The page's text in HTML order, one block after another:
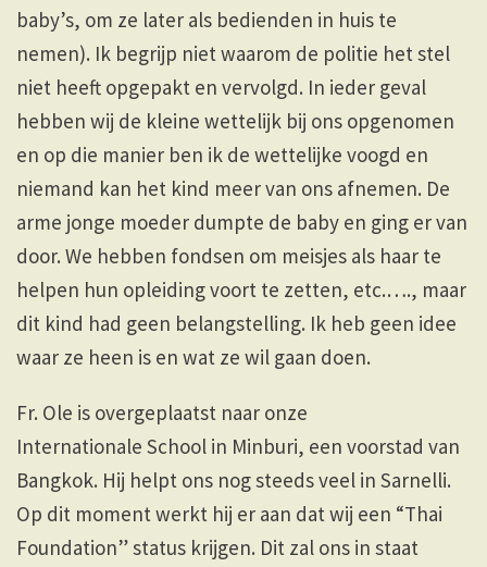
baby’s, om ze later als bedienden in huis te
nemen). Ik begrijp niet waarom de politie het stel
niet heeft opgepakt en vervolgd. In ieder geval
hebben wij de kleine wettelijk bij ons opgenomen
en op die manier ben ik de wettelijke voogd en
niemand kan het kind meer van ons afnemen. De
arme jonge moeder dumpte de baby en ging er van
door. We hebben fondsen om meisjes als haar te
helpen hun opleiding voort te zetten, etc.…., maar
dit kind had geen belangstelling. Ik heb geen idee
waar ze heen is en wat ze wil gaan doen.
Fr. Ole is overgeplaatst naar onze
Internationale School in Minburi, een voorstad van
Bangkok. Hij helpt ons nog steeds veel in Sarnelli.
Op dit moment werkt hij er aan dat wij een “Thai
Foundation” status krijgen. Dit zal ons in staat